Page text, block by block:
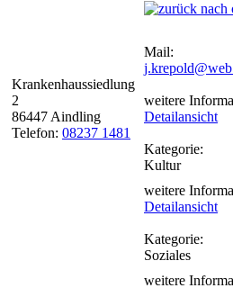
Krankenhaussiedlung
2
86447 Aindling
Telefon: 08237 1481
Mail:
weitere
Detailansicht
Kategorie:
Kultur
weitere
Detailansicht
Kategorie:
Soziales
weitere